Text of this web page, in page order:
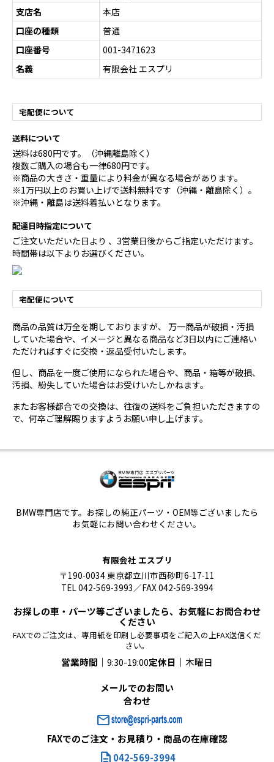
支店名
本店
口座の種類
普通
口座番号
001-3471623
名義
有限会社 エスプリ
宅配便について
送料について
送料は680円です。（沖縄離島除く）
複数ご購入の場合も一律680円です。
※商品の大きさ・重量により料金が異なる場合があります。
※1万円以上のお買い上げで送料無料です（沖縄・離島除く）。
※沖縄・離島は送料着払いとなります。
配達日時指定について
ご注文いただいた日より 、3営業日後からご指定いただけます。
時間帯は以下よりお選びください。
宅配便について
商品の品質は万全を期しておりますが、 万一商品が破損・汚損
していた場合や、イメージと異なる商品など3日以内にご連絡い
ただければすぐに交換・返品受付いたします。
但し、商品を一度ご使用になられた場合や、商品・箱等が破損、
汚損、紛失していた場合はお受けいたしかねます。
またお客様都合での交換は、往復の送料をご負担いただきますの
で、何卒ご理解賜りますようお願い申し上げます。
BMW専門店です。お探しの純正パーツ・OEM等ございましたら
お気軽にお問い合わせください。
有限会社 エスプリ
〒190-0034 東京都立川市西砂町6-17-11
TEL 042-569-3993／FAX 042-569-3994
お探しの車・パーツ等ございましたら、お気軽にお問合わせ
ください
FAXでのご注文は、専用紙を印刷し必要事項をご記入の上FAX送信くだ
さい。
営業時間｜ 9:30-19:00定休日｜ 木曜日
メールでのお問い
合わせ
mail
FAXでのご注文・お見積り・商品の在庫確認
description 042-569-3994